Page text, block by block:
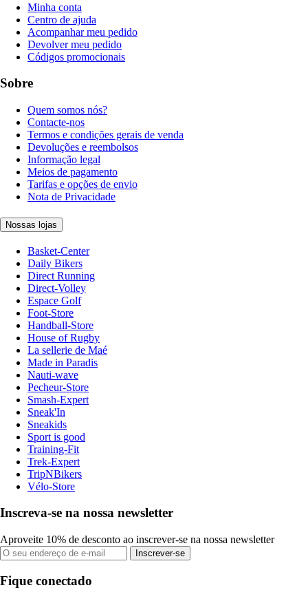
Minha conta
Centro de ajuda
Acompanhar meu pedido
Devolver meu pedido
Códigos promocionais
Sobre
Quem somos nós?
Contacte-nos
Termos e condições gerais de venda
Devoluções e reembolsos
Informação legal
Meios de pagamento
Tarifas e opções de envio
Nota de Privacidade
Nossas lojas
Basket-Center
Daily Bikers
Direct Running
Direct-Volley
Espace Golf
Foot-Store
Handball-Store
House of Rugby
La sellerie de Maé
Made in Paradis
Nauti-wave
Pecheur-Store
Smash-Expert
Sneak'In
Sneakids
Sport is good
Training-Fit
Trek-Expert
TripNBikers
Vélo-Store
Inscreva-se na nossa newsletter
Aproveite 10% de desconto ao inscrever-se na nossa newsletter
Inscrever-se
Fique conectado